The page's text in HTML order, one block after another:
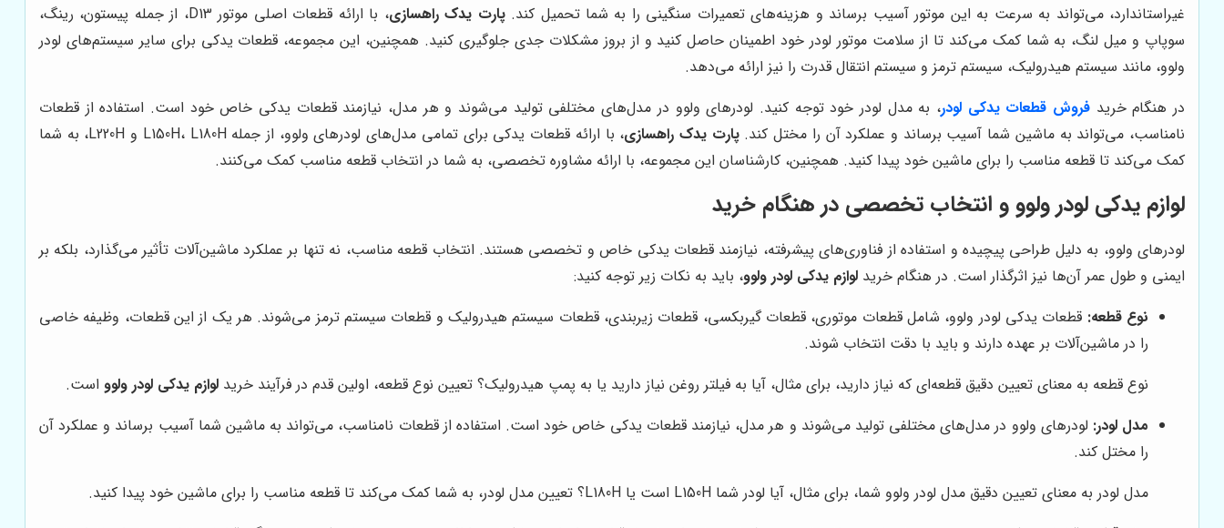
غیراستاندارد، می‌تواند به سرعت به این موتور آسیب برساند و هزینه‌های تعمیرات سنگینی را به شما تحمیل کند.پارت یدک راهسازی
، با ارائه قطعات اصلی موتور D13، از جمله پیستون، رینگ،
سوپاپ و میل لنگ، به شما کمک می‌کند تا از سلامت موتور لودر خود اطمینان حاصل کنید و از بروز مشکلات جدی جلوگیری کنید. همچنین، این مجموعه، قطعات یدکی برای سایر سیستم‌های لودر
ولوو، مانند سیستم هیدرولیک، سیستم ترمز و سیستم انتقال قدرت را نیز ارائه می‌دهد.
در هنگام خرید فروش قطعات یدکی لودر، به مدل لودر خود توجه کنید. لودرهای ولوو در مدل‌های مختلفی تولید می‌شوند و هر مدل، نیازمند قطعات یدکی خاص خود است. استفاده از قطعات
نامناسب، می‌تواند به ماشین شما آسیب برساند و عملکرد آن را مختل کند.پارت یدک راهسازی
، با ارائه قطعات یدکی برای تمامی مدل‌های لودرهای ولوو، از جمله L150H، L180H و L220H، به شما
کمک می‌کند تا قطعه مناسب را برای ماشین خود پیدا کنید. همچنین، کارشناسان این مجموعه، با ارائه مشاوره تخصصی، به شما در انتخاب قطعه مناسب کمک می‌کنند.
لوازم یدکی لودر ولوو و انتخاب تخصصی در هنگام خرید
لودرهای ولوو، به دلیل طراحی پیچیده و استفاده از فناوری‌های پیشرفته، نیازمند قطعات یدکی خاص و تخصصی هستند. انتخاب قطعه مناسب، نه تنها بر عملکرد ماشین‌آلات تأثیر می‌گذارد، بلکه بر
ایمنی و طول عمر آن‌ها نیز اثرگذار است. در هنگام خرید لوازم یدکی لودر ولوو، باید به نکات زیر توجه کنید:
نوع قطعه: قطعات یدکی لودر ولوو، شامل قطعات موتوری، قطعات گیربکسی، قطعات زیربندی، قطعات سیستم هیدرولیک و قطعات سیستم ترمز می‌شوند. هر یک از این قطعات، وظیفه خاصی
را در ماشین‌آلات بر عهده دارند و باید با دقت انتخاب شوند.
نوع قطعه به معنای تعیین دقیق قطعه‌ای که نیاز دارید، برای مثال، آیا به فیلتر روغن نیاز دارید یا به پمپ هیدرولیک؟ تعیین نوع قطعه، اولین قدم در فرآیند خرید لوازم یدکی لودر ولوو است.
مدل لودر: لودرهای ولوو در مدل‌های مختلفی تولید می‌شوند و هر مدل، نیازمند قطعات یدکی خاص خود است. استفاده از قطعات نامناسب، می‌تواند به ماشین شما آسیب برساند و عملکرد آن
را مختل کند.
مدل لودر به معنای تعیین دقیق مدل لودر ولوو شما، برای مثال، آیا لودر شما L150H است یا L180H؟ تعیین مدل لودر، به شما کمک می‌کند تا قطعه مناسب را برای ماشین خود پیدا کنید.